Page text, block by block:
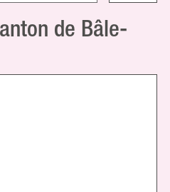
de Bâle-